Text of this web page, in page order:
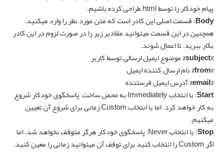
پیام خودکار را توسط html طراحی کرده باشیم.
Body: قسمت اصلی این کادر است که متن مورد نظر را وارد میکنید.
همچنین در این قسمت میتوانید مقادیر زیر را در صورت لزوم در این کادر
بکار ببرید‚ تا اعمال شوند.
%subject%
موضوع ایمیل ارسالی توسط کاربر
%from%
نام ارسال کننده ایمیل
%email%
آدرس ایمیل فرستنده
Start
: با انتخاب Immediately به محض ساخت‚ پاسخگوی خودکار شروع
به کار خواهد کرد. اما با انتخاب Custom زمانی برای شروع آن تعیین
میکنیم.
Stop
: با انتخاب Never‚ پاسخگوی خودکار هرگز متوقف نخواهد شد. اما
اگر Custom را انتخاب کنید برای توقف آن میتوانید زمانی را معین کنید.